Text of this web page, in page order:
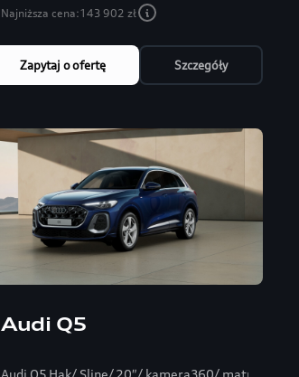
Najniższa cena:143 902 zł
Zapytaj o ofertę Szczegóły
Audi Q5
Audi Q5 Hak/ Sline/ 20″/ kamera360/ matrixLED/